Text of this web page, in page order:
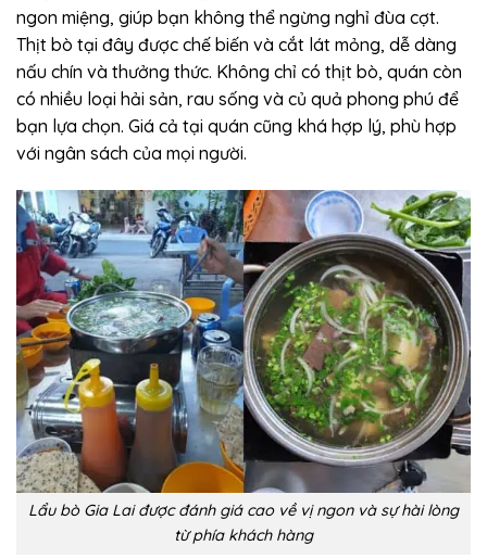
ngon miệng, giúp bạn không thể ngừng nghỉ đùa cợt.
Thịt bò tại đây được chế biến và cắt lát mỏng, dễ dàng
nấu chín và thưởng thức. Không chỉ có thịt bò, quán còn
có nhiều loại hải sản, rau sống và củ quả phong phú để
bạn lựa chọn. Giá cả tại quán cũng khá hợp lý, phù hợp
với ngân sách của mọi người.
Lẩu bò Gia Lai được đánh giá cao về vị ngon và sự hài lòng
từ phía khách hàng